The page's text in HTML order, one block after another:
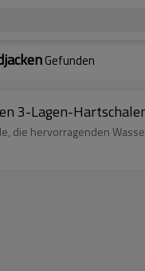
Gefunden
3-Lagen-
die hervorragenden